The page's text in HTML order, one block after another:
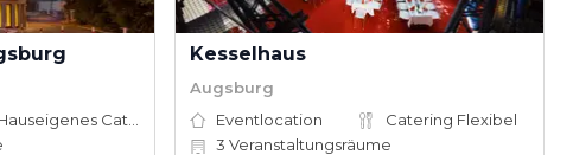
Kesselhaus
Augsburg
Eventlocation
Catering Flexibel
3 Veranstaltungsräume